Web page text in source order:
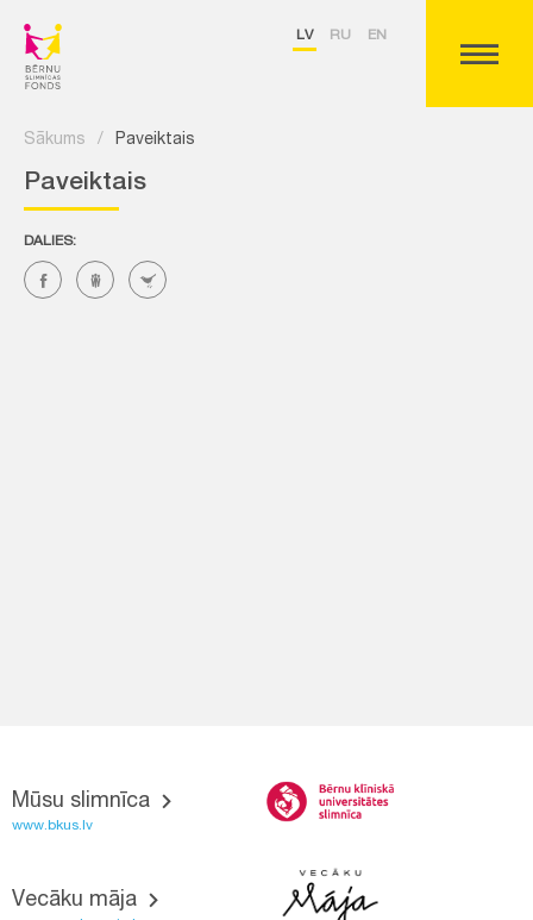
LV RU EN
Sākums / Paveiktais
Paveiktais
DALIES:
Mūsu slimnīca
www.bkus.lv
Vecāku māja